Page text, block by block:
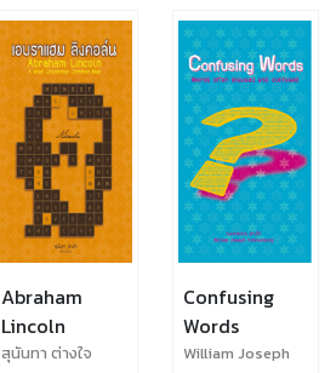
Abraham
Lincoln
สุนันทา ต่างใจ
Confusing
Words
William Joseph